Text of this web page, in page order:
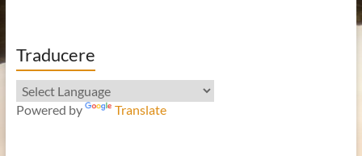
Traducere
Powered by Translate